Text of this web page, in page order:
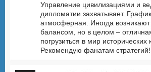
Управление цивилизациями и
дипломатии захватывает.
атмосферная. Иногда
балансом, но в целом –
погрузиться в мир исторических
Рекомендую фанатам стратегий!